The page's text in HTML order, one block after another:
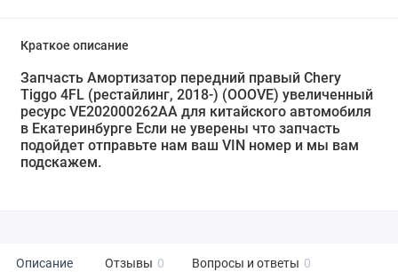
Краткое описание
Запчасть Амортизатор передний правый Chery
Tiggo 4FL (рестайлинг, 2018-) (OOOVE) увеличенный
ресурс VE202000262AA для китайского автомобиля
в Екатеринбурге Если не уверены что запчасть
подойдет отправьте нам ваш VIN номер и мы вам
подскажем.
Описание Отзывы 0 Вопросы и ответы 0